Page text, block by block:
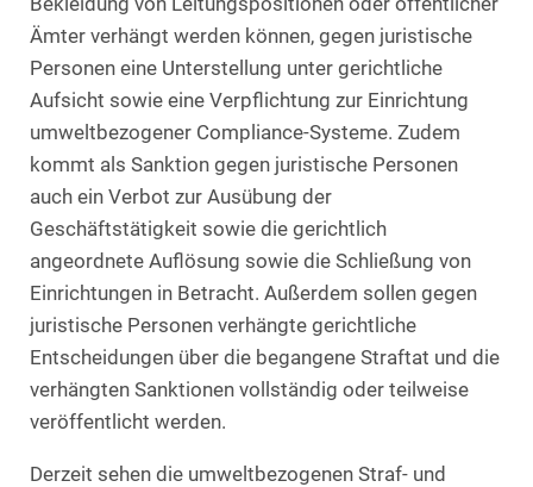
Ämter verhängt werden können, gegen juristische
Personen eine Unterstellung unter gerichtliche
Aufsicht sowie eine Verpflichtung zur Einrichtung
umweltbezogener Compliance-Systeme. Zudem
kommt als Sanktion gegen juristische Personen
auch ein Verbot zur Ausübung der
Geschäftstätigkeit sowie die gerichtlich
angeordnete Auflösung sowie die Schließung von
Einrichtungen in Betracht. Außerdem sollen gegen
juristische Personen verhängte gerichtliche
Entscheidungen über die begangene Straftat und die
verhängten Sanktionen vollständig oder teilweise
veröffentlicht werden.
Derzeit sehen die umweltbezogenen Straf- und